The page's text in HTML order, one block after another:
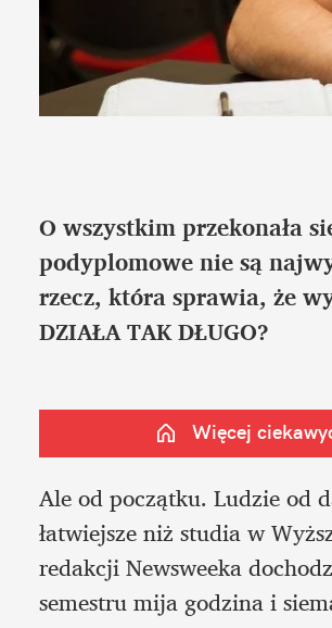
O wszystkim przekonała
podyplomowe nie są
rzecz, która sprawia, że
DZIAŁA TAK DŁUGO?
Więcej
Ale od początku. Ludzie od
łatwiejsze niż studia w
redakcji Newsweeka
semestru mija godzina i